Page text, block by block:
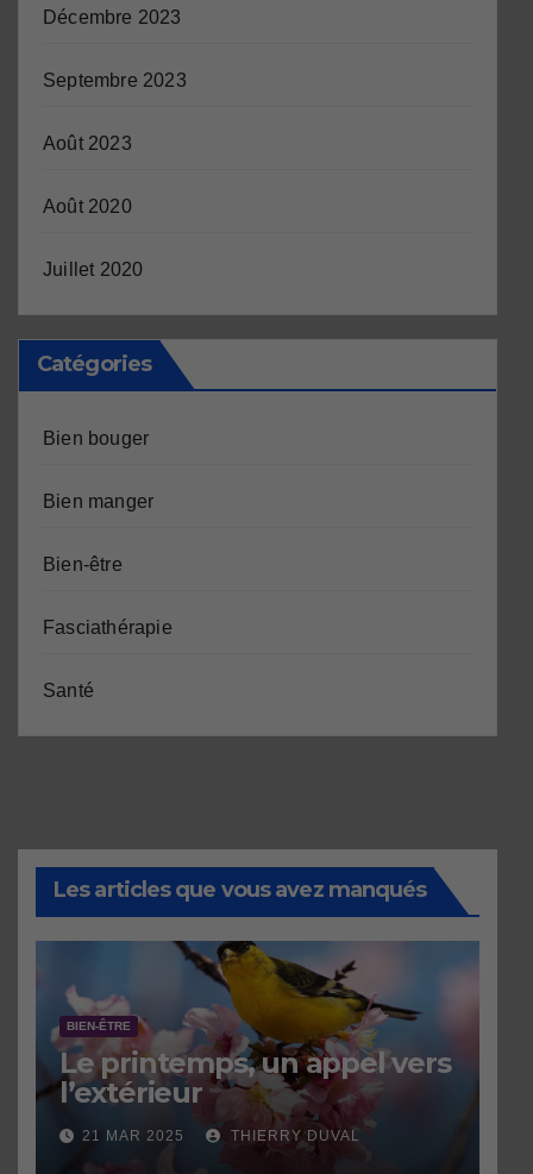
Décembre 2023
Septembre 2023
Août 2023
Août 2020
Juillet 2020
Catégories
Bien bouger
Bien manger
Bien-être
Fasciathérapie
Santé
Les articles que vous avez manqués
BIEN-ÊTRE
Le printemps, un appel vers
l’extérieur
21 MAR 2025 THIERRY DUVAL